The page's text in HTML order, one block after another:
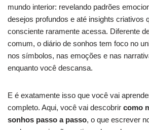
mundo interior: revelando padrões
desejos profundos e até insights criativos
consciente raramente acessa. Diferente
comum, o diário de sonhos tem foco no
nos símbolos, nas emoções e nas
enquanto você descansa.
E é exatamente isso que você vai
completo. Aqui, você vai descobrir como
sonhos passo a passo, o que escrever